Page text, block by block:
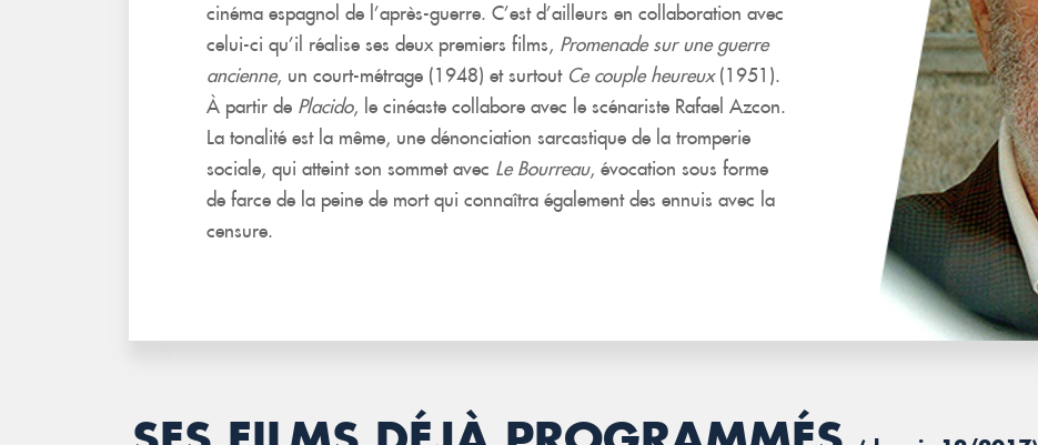
cinéma espagnol de l’après-guerre. C’est d’ailleurs en collaboration avec
celui-ci qu’il réalise ses deux premiers films, Promenade sur une guerre
ancienne, un court-métrage (1948) et surtout Ce couple heureux(1951).
À partir de Placido, le cinéaste collabore avec le scénariste Rafael Azcon.
La tonalité est la même, une dénonciation sarcastique de la tromperie
sociale, qui atteint son sommet avec Le Bourreau, évocation sous forme
de farce de la peine de mort qui connaîtra également des ennuis avec la
censure.